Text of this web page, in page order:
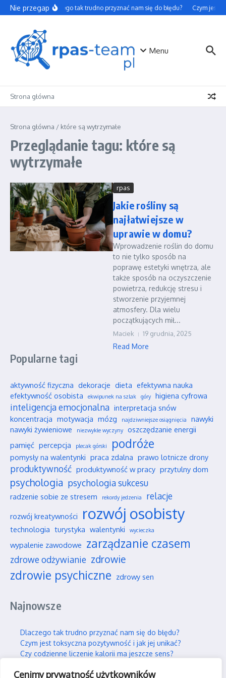
Cenimy prywatność użytkowników
Przejdź do treści
Nie przegapDlaczego tak trudno przyznać nam się do błędu? Czym jest
Menu
Strona główna
Strona główna / które są wytrzymałe
Przeglądanie tagu: które są
wytrzymałe
rpas
Jakie rośliny są
najłatwiejsze w
uprawie w domu?
Wprowadzenie roślin do domu
to nie tylko sposób na
poprawę estetyki wnętrza, ale
także sposób na oczyszczenie
powietrza, redukcję stresu i
stworzenie przyjemnej
atmosfery. Dla wielu
początkujących mił...
Maciek 19 grudnia, 2025
Read More
Popularne tagi
aktywność fizyczna dekoracje dieta efektywna nauka
efektywność osobista
ekwipunek na szlak góry higiena cyfrowa
inteligencja emocjonalna interpretacja snów
koncentracja motywacja mózg najdziwniejsze osiągnięcia
nawyki
nawyki żywieniowe
niezwykłe wyczyny
oszczędzanie energii
pamięć percepcja plecak górski podróże
pomysły na walentynki praca zdalna prawo lotnicze drony
produktywność produktywność w pracy przytulny dom
psychologia psychologia sukcesu
radzenie sobie ze stresem rekordy jedzenia relacje
rozwój kreatywności rozwój osobisty
technologia turystyka walentynki wycieczka
wypalenie zawodowe zarządzanie czasem
zdrowe odżywianie zdrowie
zdrowie psychiczne zdrowy sen
Najnowsze
Dlaczego tak trudno przyznać nam się do błędu?
Czym jest toksyczna pozytywność i jak jej unikać?
Czy codzienne liczenie kalorii ma jeszcze sens?
Wpływ social mediów na nasze wieloletnie przyjaźnie